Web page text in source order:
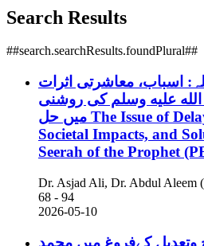
Search Results
##search.searchResults.foundPlural##
اسباب، معاشرتی اثرات
عليه وسلم کی روشنی
The Issue of
Societal Impacts, and
Seerah of the Prophet
Dr. Asjad Ali, Dr. Abdul Aleem
68 - 94
2026-05-10
کےفروغ میں محمد